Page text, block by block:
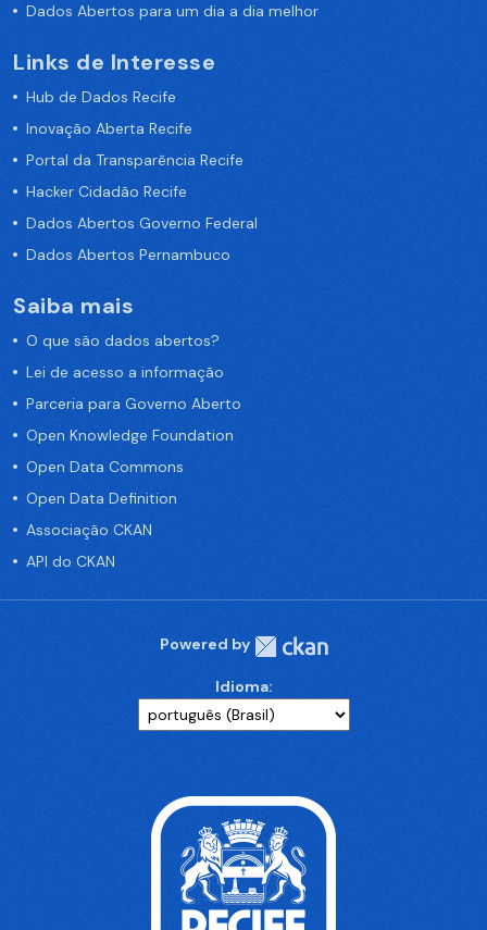
Dados Abertos para um dia a dia melhor
Links de Interesse
Hub de Dados Recife
Inovação Aberta Recife
Portal da Transparência Recife
Hacker Cidadão Recife
Dados Abertos Governo Federal
Dados Abertos Pernambuco
Saiba mais
O que são dados abertos?
Lei de acesso a informação
Parceria para Governo Aberto
Open Knowledge Foundation
Open Data Commons
Open Data Definition
Associação CKAN
API do CKAN
Powered by
Idioma